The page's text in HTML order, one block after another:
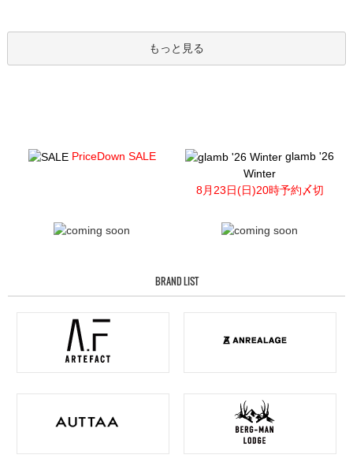
もっと見る
PriceDown SALE
glamb '26
Winter
8月23日(日)20時予約〆切
BRAND LIST